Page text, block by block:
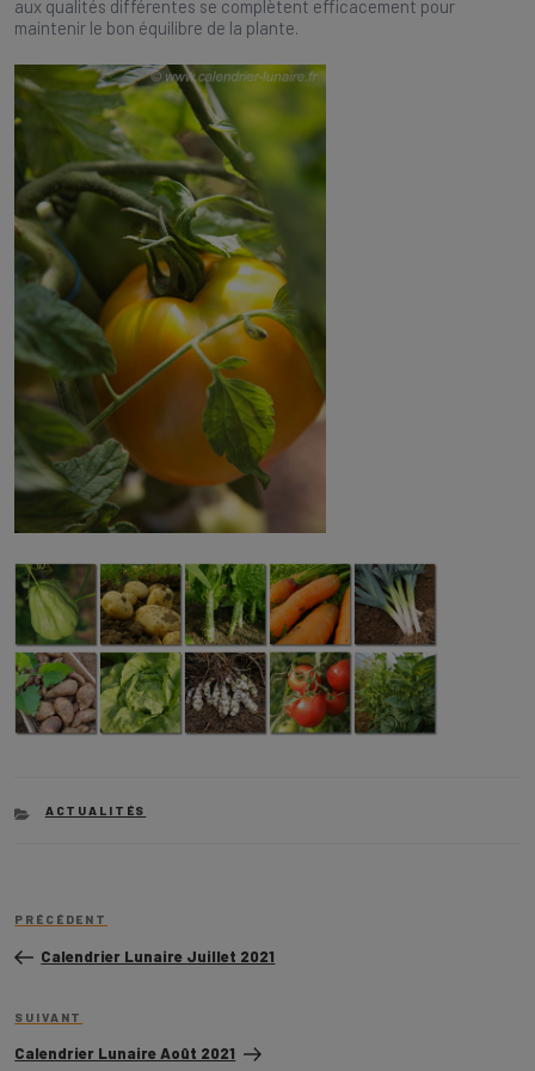
aux qualités différentes se complètent efficacement pour
maintenir le bon équilibre de la plante.
CATEGORIES
ACTUALITÉS
de
l’article
Article
PRÉCÉDENT
Calendrier Lunaire Juillet 2021
Article
SUIVANT
Calendrier Lunaire Août 2021